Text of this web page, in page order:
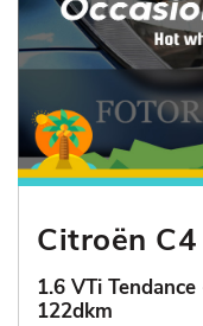
Citroën C4
1.6 VTi
122dkm